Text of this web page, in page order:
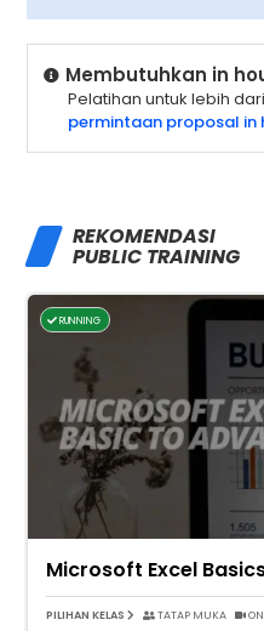
Membutuhkan in
Pelatihan untuk lebih
permintaan proposal in
REKOMENDASI
PUBLIC TRAINING
RUNNING
Microsoft Excel
PILIHAN KELAS TATAP MUKA